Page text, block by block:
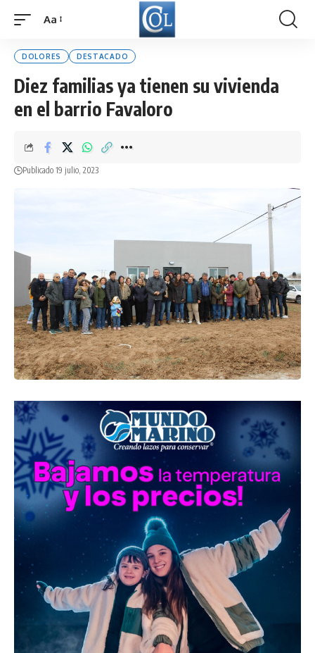
Font
Aa
DOLORES DESTACADO
Diez familias ya tienen su vivienda
en el barrio Favaloro
Publicado 19 julio, 2023